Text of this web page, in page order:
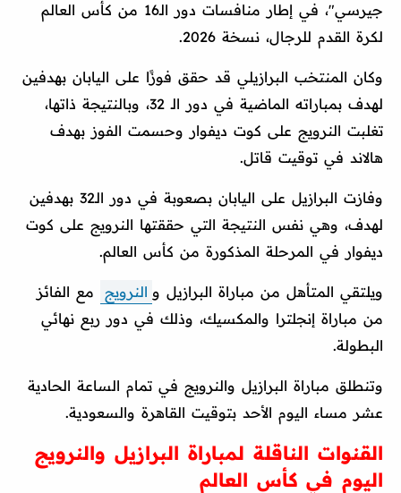
جيرسي"، في إطار منافسات دور الـ16 من كأس العالم
لكرة القدم للرجال، نسخة 2026.
وكان المنتخب البرازيلي قد حقق فوزًا على اليابان بهدفين
لهدف بمباراته الماضية في دور الـ 32، وبالنتيجة ذاتها،
تغلبت النرويج على كوت ديفوار وحسمت الفوز بهدف
هالاند في توقيت قاتل.
وفازت البرازيل على اليابان بصعوبة في دور الـ32 بهدفين
لهدف، وهي نفس النتيجة التي حققتها النرويج على كوت
ديفوار في المرحلة المذكورة من كأس العالم.
ويلتقي المتأهل من مباراة البرازيل و النرويج
مع الفائز
من مباراة إنجلترا والمكسيك، وذلك في دور ربع نهائي
البطولة.
وتنطلق مباراة البرازيل والنرويج في تمام الساعة الحادية
عشر مساء اليوم الأحد بتوقيت القاهرة والسعودية.
القنوات الناقلة لمباراة البرازيل والنرويج
اليوم في كأس العالم